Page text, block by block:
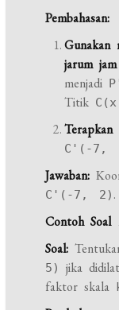
Pembahasan:
Gunakan
jarum
menjadi
Titik
Terapkan
C'(-7,
Jawaban:
C'(-7, 2) .
Contoh Soal
Soal:
5)
jika
faktor skala